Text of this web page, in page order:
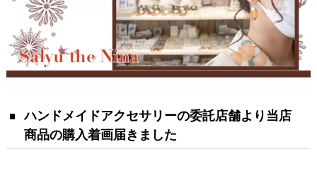
ハンドメイドアクセサリーの委託店舗より当店
商品の購入着画届きました